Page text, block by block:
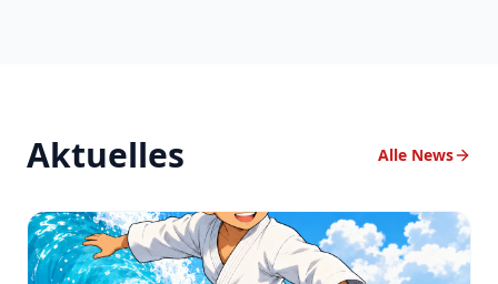
Aktuelles Alle News